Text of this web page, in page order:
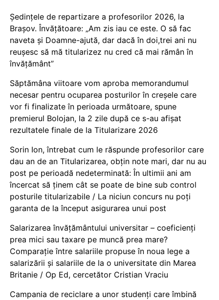
Ședințele de repartizare a profesorilor 2026, la
Brașov. Învățătoare: „Am zis iau ce este. O să fac
naveta și Doamne-ajută, dar dacă în doi,trei ani nu
reușesc să mă titularizez nu cred că mai rămân în
învățământ”
Săptămâna viitoare vom aproba memorandumul
necesar pentru ocuparea posturilor în creșele care
vor fi finalizate în perioada următoare, spune
premierul Bolojan, la 2 zile după ce s-au afișat
rezultatele finale de la Titularizare 2026
Sorin Ion, întrebat cum le răspunde profesorilor care
dau an de an Titularizarea, obțin note mari, dar nu au
post pe perioadă nedeterminată: În ultimii ani am
încercat să ținem cât se poate de bine sub control
posturile titularizabile / La niciun concurs nu poți
garanta de la început asigurarea unui post
Salarizarea învățământului universitar – coeficienți
prea mici sau taxare pe muncă prea mare?
Comparație între salariile propuse în noua lege a
salarizării și salariile de la o universitate din Marea
Britanie / Op Ed, cercetător Cristian Vraciu
Campania de reciclare a unor studenți care îmbină